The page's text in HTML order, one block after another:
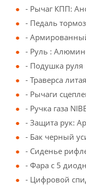
- Рычаг КПП:
- Педаль
-
- Руль :
- Подушка руля
- Траверса
- Рычаги
- Ручка газа
- Защита рук:
- Бак черный
- Сиденье
- Фара с 5
- Цифровой